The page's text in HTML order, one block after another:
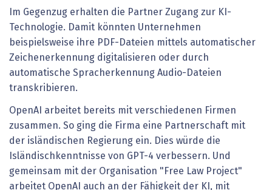
Im Gegenzug erhalten die Partner Zugang zur KI-
Technologie. Damit könnten Unternehmen
beispielsweise ihre PDF-Dateien mittels automatischer
Zeichenerkennung digitalisieren oder durch
automatische Spracherkennung Audio-Dateien
transkribieren.
OpenAI arbeitet bereits mit verschiedenen Firmen
zusammen. So ging die Firma eine Partnerschaft mit
der isländischen Regierung ein. Dies würde die
Isländischkenntnisse von GPT-4 verbessern. Und
gemeinsam mit der Organisation "Free Law Project"
arbeitet OpenAI auch an der Fähigkeit der KI, mit